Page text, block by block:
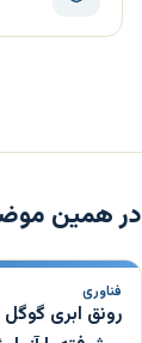
در همین
فناوری
رونق ابری